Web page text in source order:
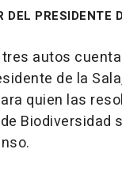
DEL PRESIDENTE
autos
de la
quien las
Biodiversidad